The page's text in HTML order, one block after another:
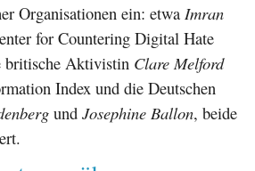
Organisationen ein: etwa Imran
for Countering Digital Hate
britische Aktivistin Clare Melford
Index und die Deutschen
und Josephine Ballon, beide